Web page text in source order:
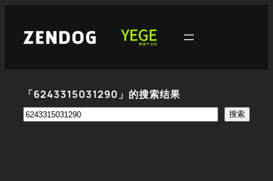
「6243315031290」的搜索结果
搜
搜索